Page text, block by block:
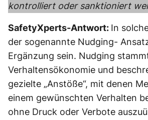
kontrolliert oder sanktioniert
SafetyXperts-Antwort: In
der sogenannte Nudging-
Ergänzung sein. Nudging
Verhaltensökonomie und
gezielte „Anstöße“, mit denen
einem gewünschten Verhalten
ohne Druck oder Verbote